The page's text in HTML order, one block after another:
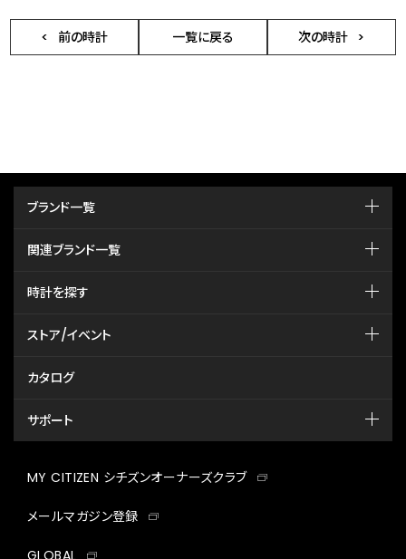
前の時計 一覧に戻る 次の時計
ブランド一覧
関連ブランド一覧
時計を探す
ストア/イベント
カタログ
サポート
MY CITIZEN シチズンオーナーズクラブ
メールマガジン登録